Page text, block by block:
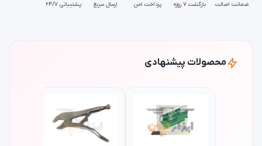
ضمانت اصالت بازگشت ۷ روزه پرداخت امن ارسال سریع پشتیبانی ۲۴/۷
محصولات پیشنهادی